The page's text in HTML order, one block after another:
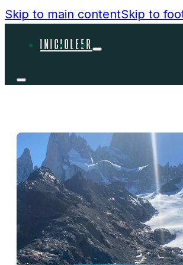
Skip to main contentSkip to
INICIOLEER